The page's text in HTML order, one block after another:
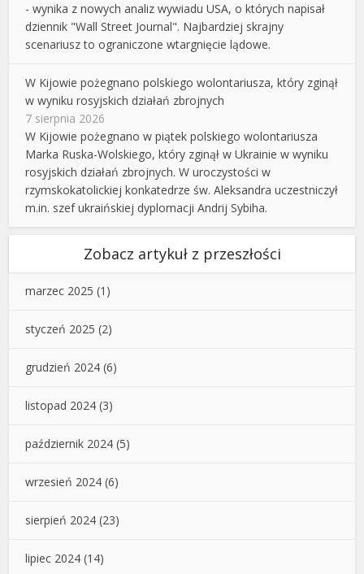
- wynika z nowych analiz wywiadu USA, o których napisał
dziennik "Wall Street Journal". Najbardziej skrajny
scenariusz to ograniczone wtargnięcie lądowe.
W Kijowie pożegnano polskiego wolontariusza, który zginął
w wyniku rosyjskich działań zbrojnych
7 sierpnia 2026
W Kijowie pożegnano w piątek polskiego wolontariusza
Marka Ruska-Wolskiego, który zginął w Ukrainie w wyniku
rosyjskich działań zbrojnych. W uroczystości w
rzymskokatolickiej konkatedrze św. Aleksandra uczestniczył
m.in. szef ukraińskiej dyplomacji Andrij Sybiha.
Zobacz artykuł z przeszłości
marzec 2025 (1)
styczeń 2025 (2)
grudzień 2024 (6)
listopad 2024 (3)
październik 2024 (5)
wrzesień 2024 (6)
sierpień 2024 (23)
lipiec 2024 (14)